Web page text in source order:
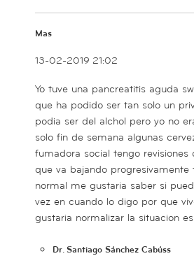
Mas
13-02-2019 21:02
Yo tuve una pancreatitis aguda
que ha podido ser tan solo un
podia ser del alchol pero yo no
solo fin de semana algunas
fumadora social tengo revisiones
que va bajando progresivamente
normal me gustaria saber si
vez en cuando lo digo por que
gustaria normalizar la situacion
Dr. Santiago Sánchez Cabúss